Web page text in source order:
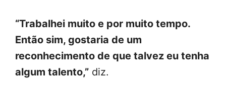
“Trabalhei muito e por muito tempo.
Então sim, gostaria de um
reconhecimento de que talvez eu tenha
algum talento,” diz.